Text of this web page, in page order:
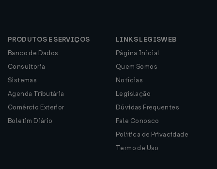
PRODUTOS E SERVIÇOS
Banco de Dados
Consultoria
Sistemas
Agenda Tributária
Comércio Exterior
Boletim Diário
LINKS LEGISWEB
Página Inicial
Quem Somos
Notícias
Legislação
Dúvidas Frequentes
Fale Conosco
Política de Privacidade
Termo de Uso